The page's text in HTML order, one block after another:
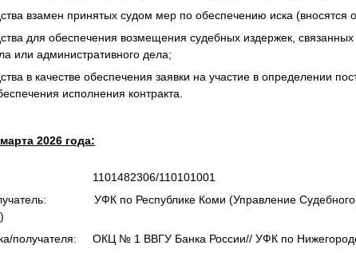
взамен принятых судом мер по обеспечению иска (вносятся
для обеспечения возмещения судебных издержек,
или административного дела;
в качестве обеспечения заявки на участие в определении
исполнения контракта.
2026 года:
110101001
УФК по Республике Коми (Управление Судебного
получателя: ОКЦ № 1 ВВГУ Банка России// УФК по